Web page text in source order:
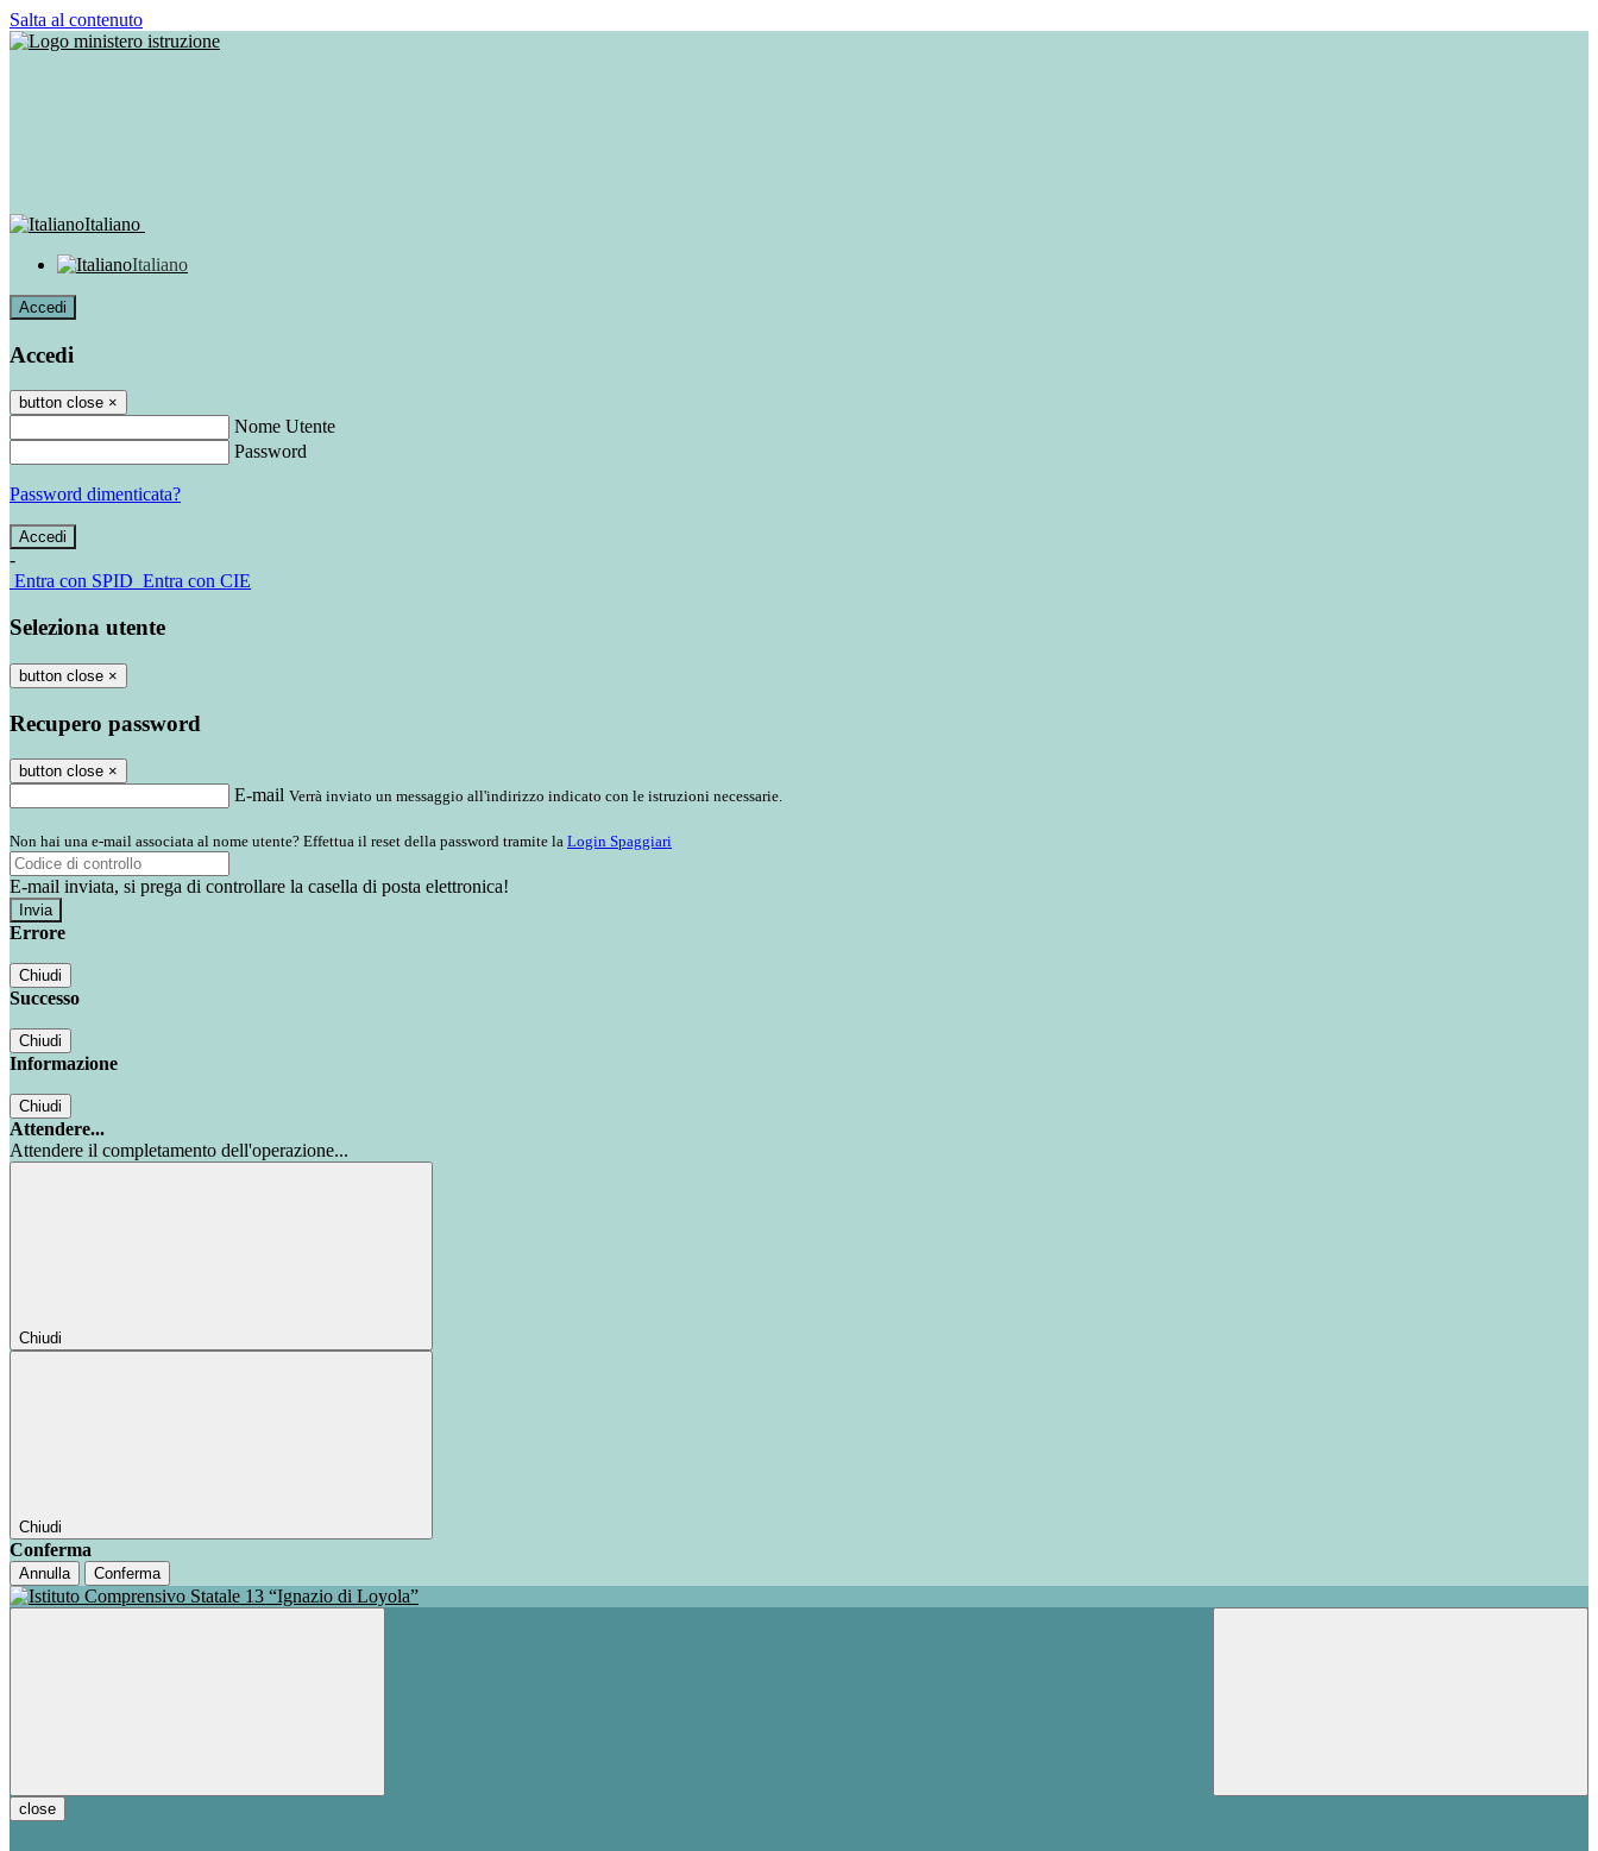
Salta al contenuto
Italiano
Italiano
Accedi
Accedi
button close ×
Nome Utente
Password
Password dimenticata?
-
Entra con SPID Entra con CIE
Seleziona utente
button close ×
Recupero password
button close ×
E-mail Verrà inviato un messaggio all'indirizzo indicato con le istruzioni necessarie.
Non hai una e-mail associata al nome utente? Effettua il reset della password tramite la Login Spaggiari
E-mail inviata, si prega di controllare la casella di posta elettronica!
Errore
Chiudi
Successo
Chiudi
Informazione
Chiudi
Attendere...
Attendere il completamento dell'operazione...
Chiudi
Chiudi
Conferma
Annulla Conferma
close